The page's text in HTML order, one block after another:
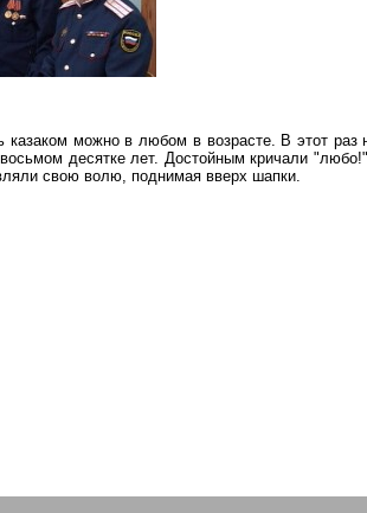
казаком можно в любом в возрасте. В этот раз
десятке лет. Достойным кричали
свою волю, поднимая вверх шапки.